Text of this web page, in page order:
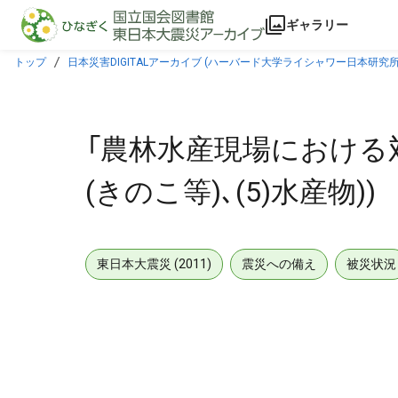
本文に飛ぶ
ギャラリー
トップ 日本災害DIGITALアーカイブ (ハーバード大学ライシャワー日本研究
「農林水産現場におけ
(きのこ等)､(5)水産物))
東日本大震災 (2011) 震災への備え 被災状況